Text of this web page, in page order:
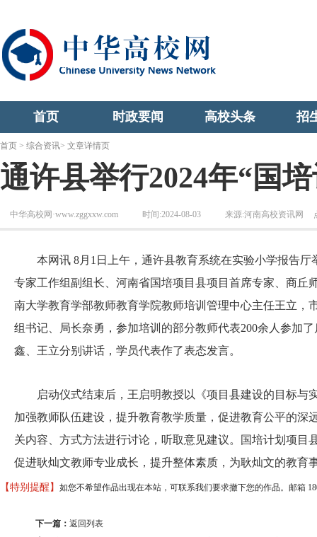
首页 时政要闻 高校头条 招
首页 > 综合资讯> 文章详情页
通许县举行2024年“国
中华高校网·www.zggxxw.com 时间:2024-08-03 来源:河南高校资讯网
本网讯 8月1日上午，通许县教育系统在实验小学报告厅
专家工作组副组长、河南省国培项目县项目首席专家、商
南大学教育学部教师教育学院教师培训管理中心主任王立
组书记、局长奈勇，参加培训的部分教师代表200余人参加
鑫、王立分别讲话，学员代表作了表态发言。
启动仪式结束后，王启明教授以《项目县建设的目标与
加强教师队伍建设，提升教育教学质量，促进教育公平的
关内容、方式方法进行讨论，听取意见建议。国培计划项
促进耿灿文教师专业成长，提升整体素质，为耿灿文的教
【特别提醒】 如您不希望作品出现在本站，可联系我们要求撤下您的作品。邮箱
下一篇： 返回列表